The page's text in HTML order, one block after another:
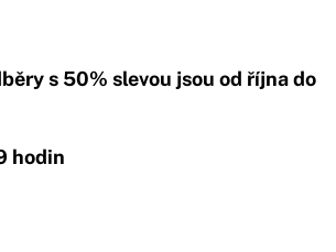
s 50% slevou jsou od října do
hodin